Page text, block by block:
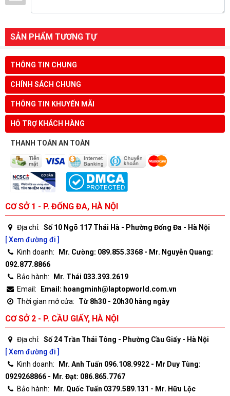
SẢN PHẨM TƯƠNG TỰ
THÔNG TIN CHUNG
CHÍNH SÁCH CHUNG
THÔNG TIN KHUYẾN MÃI
HỖ TRỢ KHÁCH HÀNG
THANH TOÁN AN TOÀN
CƠ SỞ 1 - P. ĐỐNG ĐA, HÀ NỘI
Địa chỉ: Số 10 Ngõ 117 Thái Hà - Phường Đống Đa - Hà Nội
[ Xem đường đi ]
Kinh doanh:
Mr. Cường: 089.855.3368 - Mr. Nguyễn Quang:
092.877.8866
Bảo hành:
Mr. Thái 033.393.2619
Email:
Email: hoangminh@laptopworld.com.vn
Thời gian mở cửa:
Từ 8h30 - 20h30 hàng ngày
CƠ SỞ 2 - P. CẦU GIẤY, HÀ NỘI
Địa chỉ: Số 24 Trần Thái Tông - Phường Cầu Giấy - Hà Nội
[ Xem đường đi ]
Kinh doanh:
Mr. Anh Tuấn 096.108.9922 - Mr Duy Tùng:
0929268866 - Mr. Đạt: 086.865.7767
Bảo hành:
Mr. Quốc Tuấn 0379.589.131 - Mr. Hữu Lộc